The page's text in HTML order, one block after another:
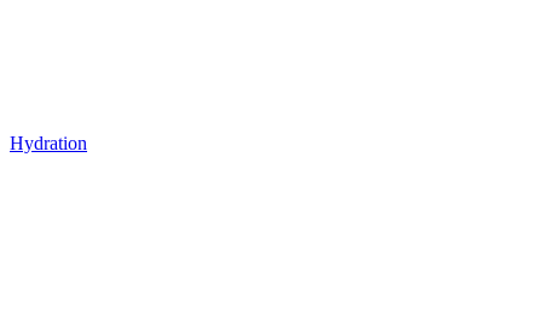
Hydration